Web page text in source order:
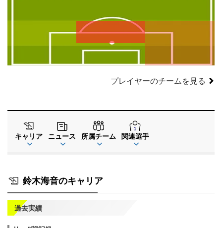
CB
SB
GK
プレイヤーのチームを見る
キャリア ニュース 所属チーム 関連選手
鈴木海音のキャリア
過去実績